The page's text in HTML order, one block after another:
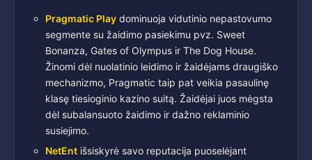
Pragmatic Play dominuoja vidutinio nepastovumo
segmente su žaidimo pasiekimu pvz. Sweet
Bonanza, Gates of Olympus ir The Dog House.
Žinomi dėl nuolatinio leidimo ir žaidėjams draugiško
mechanizmo, Pragmatic taip pat veikia pasaulinę
klasę tiesioginio kazino suitą. Žaidėjai juos mėgsta
dėl subalansuoto žaidimo ir dažno reklaminio
susiejimo.
NetEnt išsiskyrė savo reputacija puoselėjant